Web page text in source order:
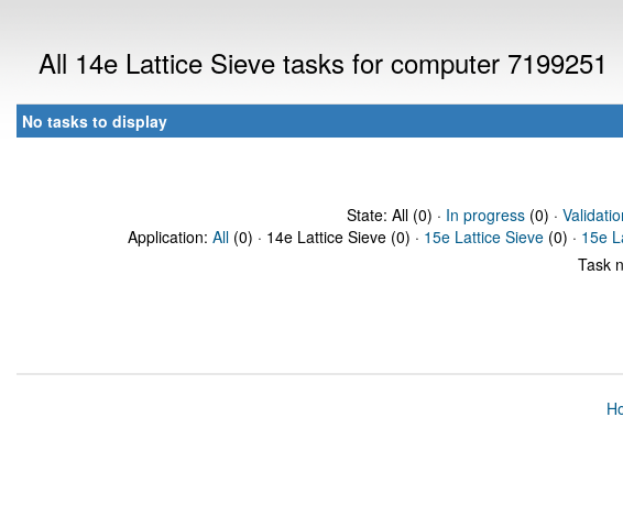
All 14e Lattice Sieve tasks for computer 7199251
No tasks to display
State: All (0) · In progress(0) ·
Application: All (0) · 14e Lattice Sieve (0) · 15e Lattice Sieve (0) · 15e
Task